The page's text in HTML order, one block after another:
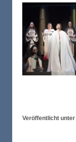
Veröffentlicht unter